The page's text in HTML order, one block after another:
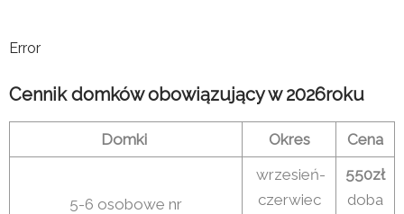
Error
Cennik domków obowiązujący w 2026roku
Domki Okres Cena
5-6 osobowe nr
wrzesień-
czerwiec
550zł
doba